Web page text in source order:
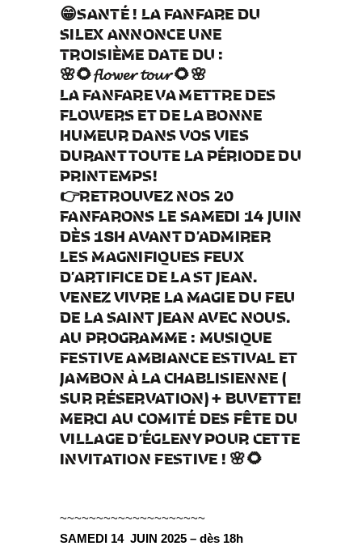
😁SANTÉ ! LA FANFARE DU
SILEXANNONCE UNE
TROISIÈME DATE DU :
🌸🌻𝓯𝓵𝓸𝔀𝓮𝓻 𝓽𝓸𝓾𝓻 🌻🌸
LA FANFARE VA METTRE DES
FLOWERS ET DE LA BONNE
HUMEUR DANS VOS VIES
DURANT TOUTE LA PÉRIODE DU
PRINTEMPS!
👉RETROUVEZ NOS 20
FANFARONS LE SAMEDI 14 JUIN
DÈS 18H AVANT D’ADMIRER
LES MAGNIFIQUES FEUX
D’ARTIFICE DE LA ST JEAN.
VENEZ VIVRE LA MAGIE DU FEU
DE LA SAINT JEAN AVEC NOUS.
AU PROGRAMME : MUSIQUE
FESTIVE AMBIANCE ESTIVAL ET
JAMBON À LA CHABLISIENNE (
SUR RÉSERVATION) + BUVETTE!
MERCI AU COMITÉ DES FÊTE DU
VILLAGE D’ÉGLENY POUR CETTE
INVITATION FESTIVE ! 🌸🌻
~~~~~~~~~~~~~~~~~~~~
SAMEDI 14 JUIN 2025 – dès 18h